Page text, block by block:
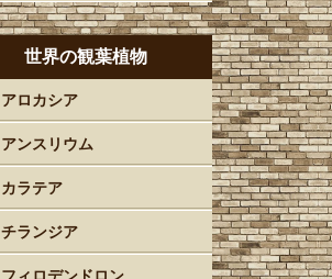
世界の観葉植物
アロカシア
アンスリウム
カラテア
チランジア